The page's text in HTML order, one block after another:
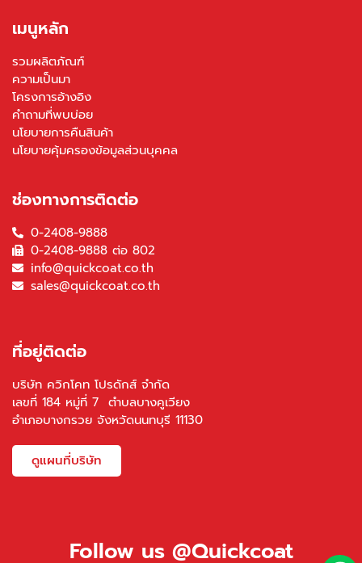
เมนูหลัก
รวมผลิตภัณฑ์
ความเป็นมา
โครงการอ้างอิง
คำถามที่พบบ่อย
นโยบายการคืนสินค้า
นโยบายคุ้มครองข้อมูลส่วนบุคคล
ช่องทางการติดต่อ
0-2408-9888
0-2408-9888 ต่อ 802
info@quickcoat.co.th
sales@quickcoat.co.th
ที่อยู่ติดต่อ
บริษัท ควิกโคท โปรดักส์ จำกัด
เลขที่ 184 หมู่ที่ 7 ตำบลบางคูเวียง
อำเภอบางกรวย จังหวัดนนทบุรี 11130
ดูแผนที่บริษัท
Follow us @Quickcoat